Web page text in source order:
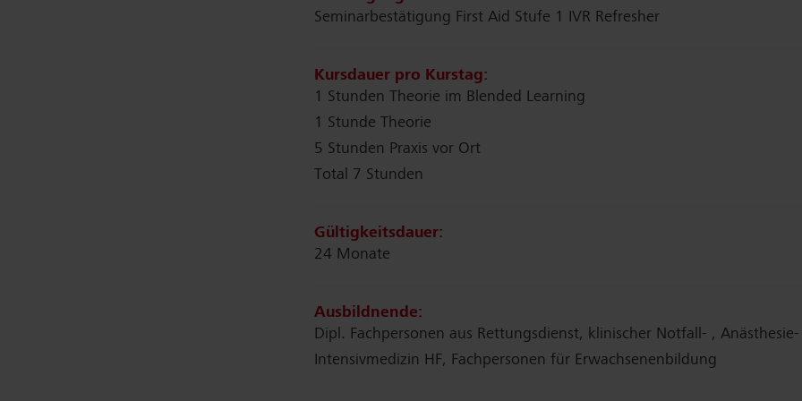
Seminarbestätigung First Aid Stufe 1 IVR Refresher
Kursdauer pro Kurstag:
1 Stunden Theorie im Blended Learning
1 Stunde Theorie
5 Stunden Praxis vor Ort
Total 7 Stunden
Gültigkeitsdauer:
24 Monate
Ausbildnende:
Dipl. Fachpersonen aus Rettungsdienst, klinischer Notfall- ,
Intensivmedizin HF, Fachpersonen für Erwachsenenbildung